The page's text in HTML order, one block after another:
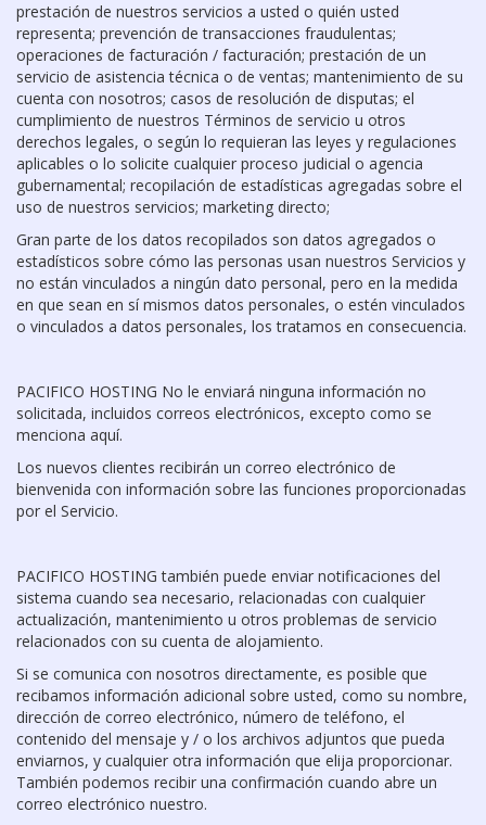
prestación de nuestros servicios a usted o quién usted
representa; prevención de transacciones fraudulentas;
operaciones de facturación / facturación; prestación de un
servicio de asistencia técnica o de ventas; mantenimiento de su
cuenta con nosotros; casos de resolución de disputas; el
cumplimiento de nuestros Términos de servicio u otros
derechos legales, o según lo requieran las leyes y regulaciones
aplicables o lo solicite cualquier proceso judicial o agencia
gubernamental; recopilación de estadísticas agregadas sobre el
uso de nuestros servicios; marketing directo;
Gran parte de los datos recopilados son datos agregados o
estadísticos sobre cómo las personas usan nuestros Servicios y
no están vinculados a ningún dato personal, pero en la medida
en que sean en sí mismos datos personales, o estén vinculados
o vinculados a datos personales, los tratamos en consecuencia.
PACIFICO HOSTING No le enviará ninguna información no
solicitada, incluidos correos electrónicos, excepto como se
menciona aquí.
Los nuevos clientes recibirán un correo electrónico de
bienvenida con información sobre las funciones proporcionadas
por el Servicio.
PACIFICO HOSTING también puede enviar notificaciones del
sistema cuando sea necesario, relacionadas con cualquier
actualización, mantenimiento u otros problemas de servicio
relacionados con su cuenta de alojamiento.
Si se comunica con nosotros directamente, es posible que
recibamos información adicional sobre usted, como su nombre,
dirección de correo electrónico, número de teléfono, el
contenido del mensaje y / o los archivos adjuntos que pueda
enviarnos, y cualquier otra información que elija proporcionar.
También podemos recibir una confirmación cuando abre un
correo electrónico nuestro.